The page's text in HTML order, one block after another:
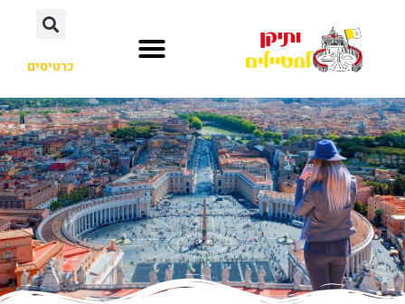
כרטיסים